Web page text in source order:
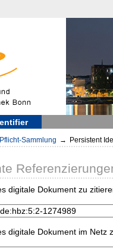
Sammlung → Persistent
digitale Dokument zu
digitale Dokument im Netz